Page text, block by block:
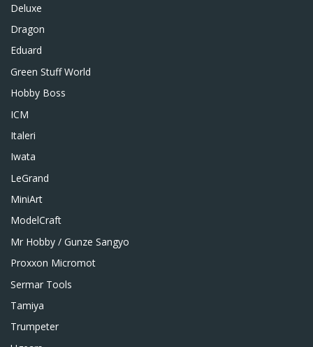
Deluxe
Dragon
Eduard
Green Stuff World
Hobby Boss
ICM
Italeri
Iwata
LeGrand
MiniArt
ModelCraft
Mr Hobby / Gunze Sangyo
Proxxon Micromot
Sermar Tools
Tamiya
Trumpeter